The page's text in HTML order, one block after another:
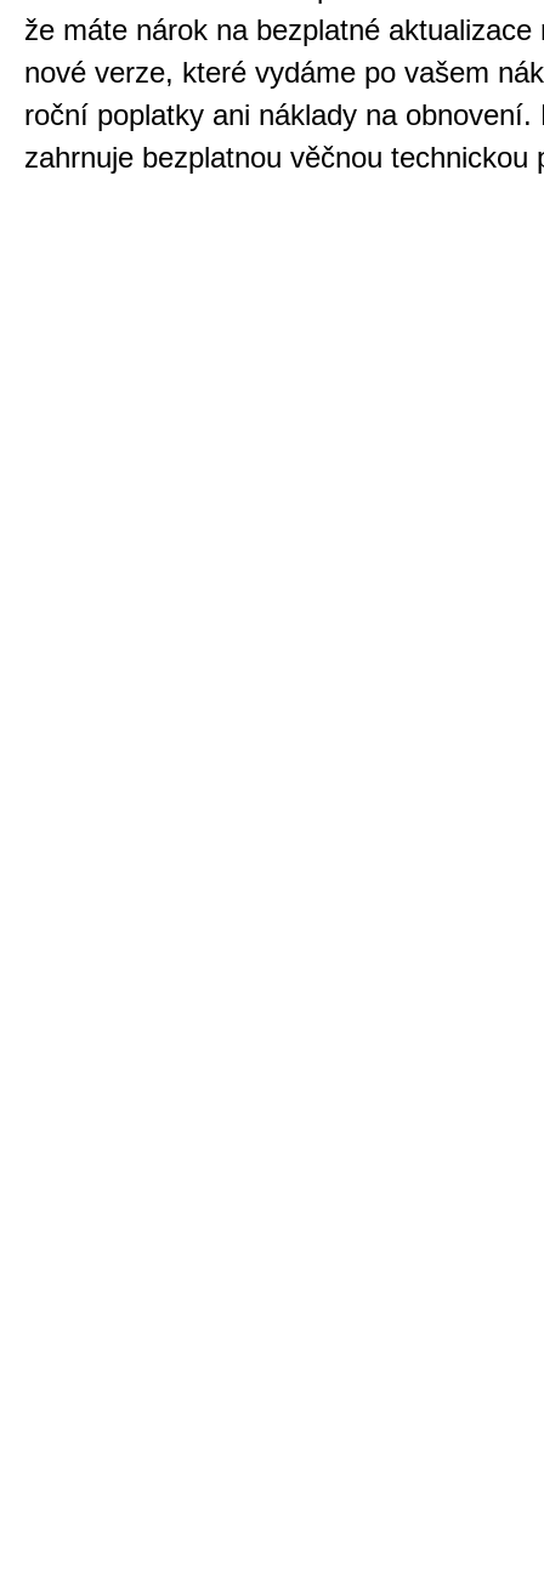
že máte nárok na bezplatné aktualizace
nové verze, které vydáme po vašem
roční poplatky ani náklady na obnovení.
zahrnuje bezplatnou věčnou technickou